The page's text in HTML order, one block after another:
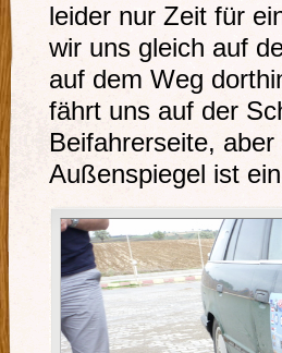
leider nur Zeit für
wir uns gleich auf
auf dem Weg
fährt uns auf der
Beifahrerseite,
Außenspiegel ist